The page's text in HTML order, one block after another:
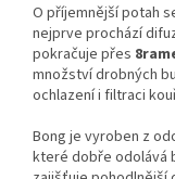
O příjemnější potah
nejprve prochází
pokračuje přes
množství drobných
ochlazení i filtraci
Bong je vyroben z
které dobře odolává